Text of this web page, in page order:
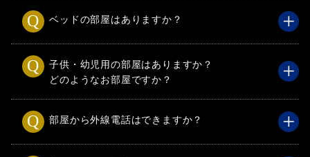
ベッドの部屋はありますか？
子供・幼児用の部屋はありますか？
どのようなお部屋ですか？
部屋から外線電話はできますか？